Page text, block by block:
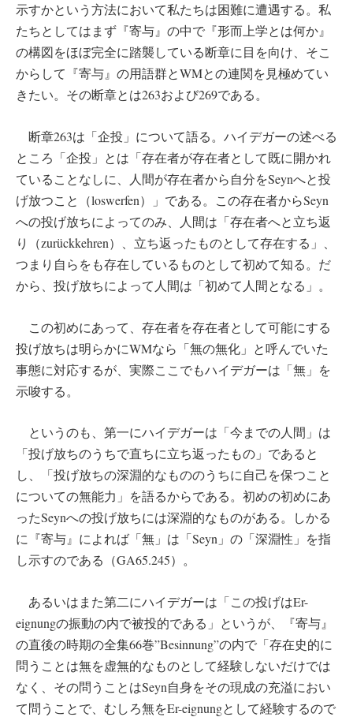
示すかという方法において私たちは困難に遭遇する。私
たちとしてはまず『寄与』の中で『形而上学とは何か』
の構図をほぼ完全に踏襲している断章に目を向け、そこ
からして『寄与』の用語群とWMとの連関を見極めてい
きたい。その断章とは263および269である。
断章263は「企投」について語る。ハイデガーの述べる
ところ「企投」とは「存在者が存在者として既に開かれ
ていることなしに、人間が存在者から自分をSeynへと投
げ放つこと（loswerfen）」である。この存在者からSeyn
への投げ放ちによってのみ、人間は「存在者へと立ち返
り（zurückkehren）、立ち返ったものとして存在する」、
つまり自らをも存在しているものとして初めて知る。だ
から、投げ放ちによって人間は「初めて人間となる」。
この初めにあって、存在者を存在者として可能にする
投げ放ちは明らかにWMなら「無の無化」と呼んでいた
事態に対応するが、実際ここでもハイデガーは「無」を
示唆する。
というのも、第一にハイデガーは「今までの人間」は
「投げ放ちのうちで直ちに立ち返ったもの」であると
し、「投げ放ちの深淵的なもののうちに自己を保つこと
についての無能力」を語るからである。初めの初めにあ
ったSeynへの投げ放ちには深淵的なものがある。しかる
に『寄与』によれば「無」は「Seyn」の「深淵性」を指
し示すのである（GA65.245）。
あるいはまた第二にハイデガーは「この投げはEr-
eignungの振動の内で被投的である」というが、『寄与』
の直後の時期の全集66巻”Besinnung”の内で「存在史的に
問うことは無を虚無的なものとして経験しないだけでは
なく、その問うことはSeyn自身をその現成の充溢におい
て問うことで、むしろ無をEr-eignungとして経験するので